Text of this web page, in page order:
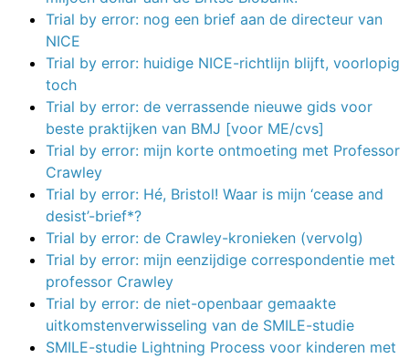
Trial by error: nog een brief aan de directeur van
NICE
Trial by error: huidige NICE-richtlijn blijft, voorlopig
toch
Trial by error: de verrassende nieuwe gids voor
beste praktijken van BMJ [voor ME/cvs]
Trial by error: mijn korte ontmoeting met Professor
Crawley
Trial by error: Hé, Bristol! Waar is mijn ‘cease and
desist’-brief*?
Trial by error: de Crawley-kronieken (vervolg)
Trial by error: mijn eenzijdige correspondentie met
professor Crawley
Trial by error: de niet-openbaar gemaakte
uitkomstenverwisseling van de SMILE-studie
SMILE-studie Lightning Process voor kinderen met